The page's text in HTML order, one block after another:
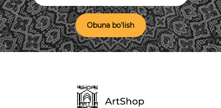
Obuna bo'lish